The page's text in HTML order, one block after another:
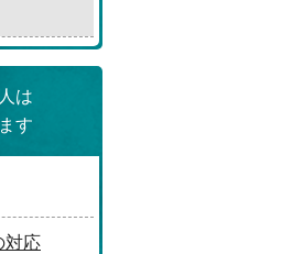
は
す
対応